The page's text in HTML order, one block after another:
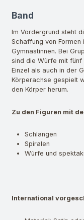
Band
Im Vordergrund steht
Schaffung von
Gymnastinnen. Bei
sind die Würfe mit fünf
Einzel als auch in der
Körperachse gespielt
den Körper herum.
Zu den Figuren mit
Schlangen
Spiralen
Würfe und
International